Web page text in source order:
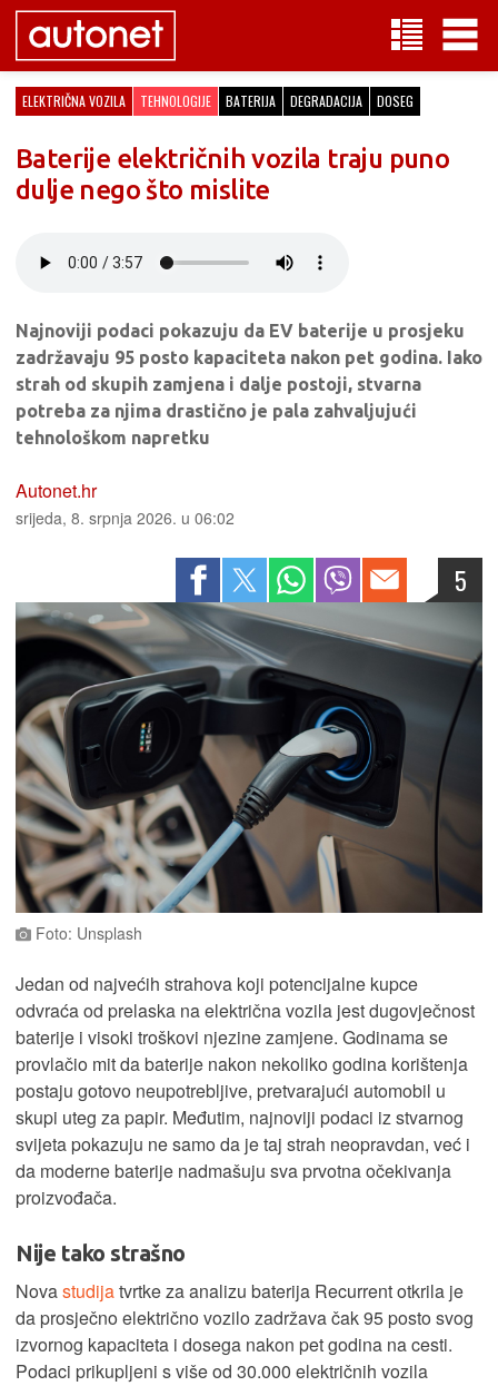
ELEKTRIČNA VOZILA TEHNOLOGIJE BATERIJA DEGRADACIJA DOSEG
Baterije električnih vozila traju puno
dulje nego što mislite
Najnoviji podaci pokazuju da EV baterije u prosjeku
zadržavaju 95 posto kapaciteta nakon pet godina. Iako
strah od skupih zamjena i dalje postoji, stvarna
potreba za njima drastično je pala zahvaljujući
tehnološkom napretku
Autonet.hr
srijeda, 8. srpnja 2026. u 06:02
5
Foto: Unsplash
Jedan od najvećih strahova koji potencijalne kupce
odvraća od prelaska na električna vozila jest dugovječnost
baterije i visoki troškovi njezine zamjene. Godinama se
provlačio mit da baterije nakon nekoliko godina korištenja
postaju gotovo neupotrebljive, pretvarajući automobil u
skupi uteg za papir. Međutim, najnoviji podaci iz stvarnog
svijeta pokazuju ne samo da je taj strah neopravdan, već i
da moderne baterije nadmašuju sva prvotna očekivanja
proizvođača.
Nije tako strašno
Novastudijatvrtke za analizu baterija Recurrent otkrila je
da prosječno električno vozilo zadržava čak 95 posto svog
izvornog kapaciteta i dosega nakon pet godina na cesti.
Podaci prikupljeni s više od 30.000 električnih vozila